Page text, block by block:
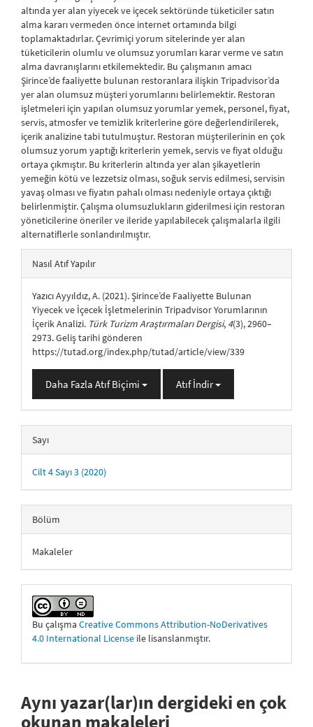
altında yer alan yiyecek ve içecek sektöründe tüketiciler satın
alma kararı vermeden önce internet ortamında bilgi
toplamaktadırlar. Çevrimiçi yorum sitelerinde yer alan
tüketicilerin olumlu ve olumsuz yorumları karar verme ve satın
alma davranışlarını etkilemektedir. Bu çalışmanın amacı
Şirince’de faaliyette bulunan restoranlara ilişkin Tripadvisor’da
yer alan olumsuz müşteri yorumlarını belirlemektir. Restoran
işletmeleri için yapılan olumsuz yorumlar yemek, personel, fiyat,
servis, atmosfer ve temizlik kriterlerine göre değerlendirilerek,
içerik analizine tabi tutulmuştur. Restoran müşterilerinin en çok
olumsuz yorum yaptığı kriterlerin yemek, servis ve fiyat olduğu
ortaya çıkmıştır. Bu kriterlerin altında yer alan şikayetlerin
yemeğin kötü ve lezzetsiz olması, soğuk servis edilmesi, servisin
yavaş olması ve fiyatın pahalı olması nedeniyle ortaya çıktığı
belirlenmiştir. Çalışma olumsuzlukların giderilmesi için restoran
yöneticilerine öneriler ve ileride yapılabilecek çalışmalarla ilgili
alternatiflerle sonlandırılmıştır.
##plugins.themes.bootstrap3.article.details##
Nasıl Atıf Yapılır
Yazıcı Ayyıldız, A. (2021). Şirince’de Faaliyette Bulunan
Yiyecek ve İçecek İşletmelerinin Tripadvisor Yorumlarının
İçerik Analizi. Türk Turizm Araştırmaları Dergisi, 4(3), 2960–
2973. Geliş tarihi gönderen
https://tutad.org/index.php/tutad/article/view/339
Daha Fazla Atıf Biçimi Atıf İndir
Sayı
Cilt 4 Sayı 3 (2020)
Bölüm
Makaleler
Bu çalışma Creative Commons Attribution-NoDerivatives
4.0 International License ile lisanslanmıştır.
Aynı yazar(lar)ın dergideki en çok
okunan makaleleri